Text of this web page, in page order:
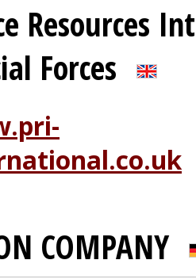
Resources
Forces
COMPANY